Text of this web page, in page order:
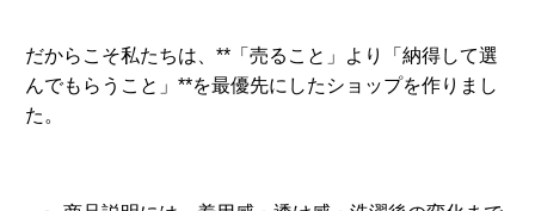
だからこそ私たちは、**「売ること」より「納得して選
んでもらうこと」**を最優先にしたショップを作りまし
た。